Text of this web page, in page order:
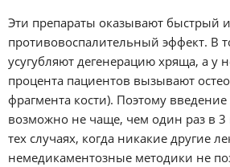
Эти препараты оказывают быстрый
противовоспалительный эффект. В
усугубляют дегенерацию хряща, а у
процента пациентов вызывают
фрагмента кости). Поэтому введение
возможно не чаще, чем один раз в 3
тех случаях, когда никакие другие
немедикаментозные методики не